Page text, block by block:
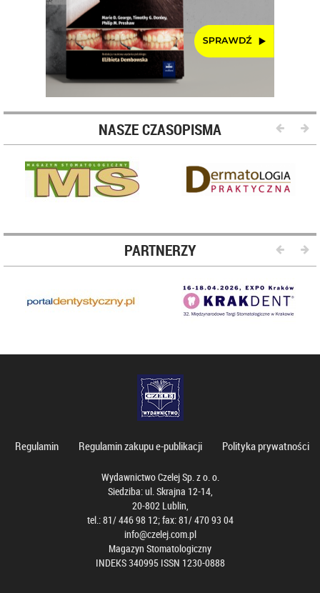
NASZE CZASOPISMA
PARTNERZY
Regulamin Regulamin zakupu e-publikacji Polityka prywatności
Wydawnictwo Czelej Sp. z o. o.
Siedziba: ul. Skrajna 12-14,
20-802 Lublin,
tel.: 81/ 446 98 12; fax: 81/ 470 93 04
info@czelej.com.pl
Magazyn Stomatologiczny
INDEKS 340995 ISSN 1230-0888